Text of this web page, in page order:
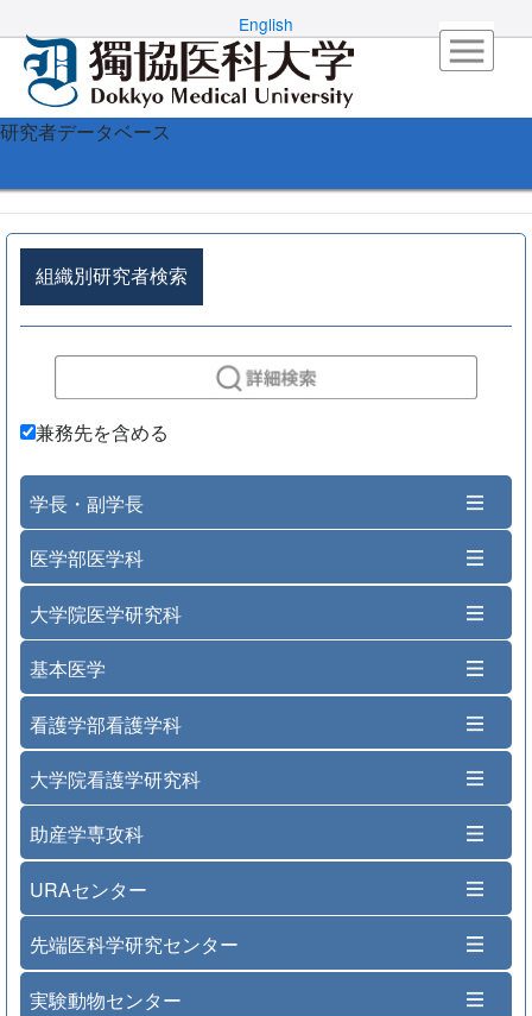
English
研究者データベース
組織別研究者検索
兼務先を含める
学長・副学長
医学部医学科
大学院医学研究科
基本医学
看護学部看護学科
大学院看護学研究科
助産学専攻科
URAセンター
先端医科学研究センター
実験動物センター